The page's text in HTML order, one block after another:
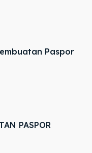
Paspor
PASPOR